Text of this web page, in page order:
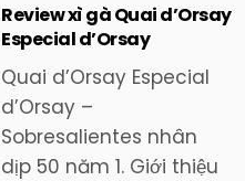
in
Review xì gà Quai d’Orsay
Especial d’Orsay
Quai d’Orsay Especial
d’Orsay –
Sobresalientes nhân
dịp 50 năm 1. Giới thiệu